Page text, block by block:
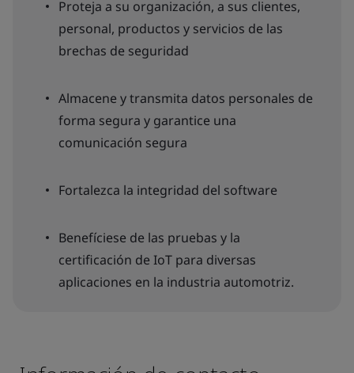
Proteja a su organización, a sus clientes,
personal, productos y servicios de las
brechas de seguridad
Almacene y transmita datos personales de
forma segura y garantice una
comunicación segura
Fortalezca la integridad del software
Benefíciese de las pruebas y la
certificación de IoT para diversas
aplicaciones en la industria automotriz.